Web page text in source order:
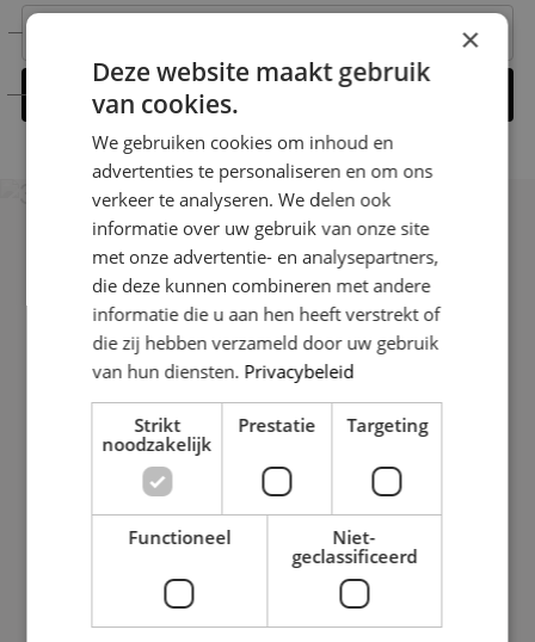
Contact opnemen
Uitstekend
Gebaseerd op 38 reviews
Contact
085 109 10 74
info@nestmakelaardij.nl
×
Deze website maakt gebruik
van cookies.
We gebruiken cookies om inhoud en
advertenties te personaliseren en om ons
verkeer te analyseren. We delen ook
informatie over uw gebruik van onze site
met onze advertentie- en analysepartners,
die deze kunnen combineren met andere
informatie die u aan hen heeft verstrekt of
die zij hebben verzameld door uw gebruik
van hun diensten. Privacybeleid
Strikt
noodzakelijk
Prestatie Targeting
Functioneel
Niet-
geclassificeerd